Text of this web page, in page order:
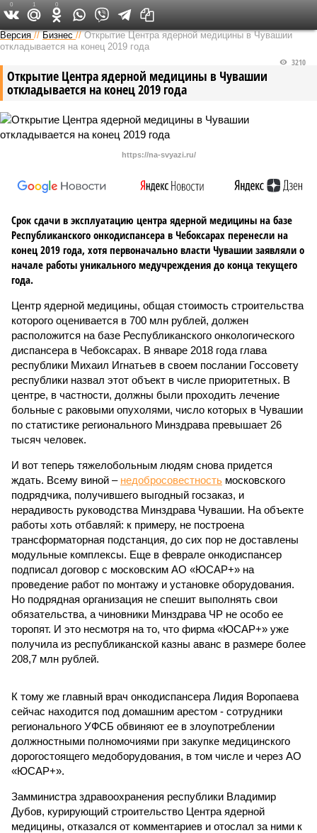
Версия в Чувашии
Версия //Бизнес //Открытие Центра ядерной медицины в Чувашии
откладывается на конец 2019 года
Открытие Центра ядерной медицины в Чувашии
откладывается на конец 2019 года
3210
https://na-svyazi.ru/
Срок сдачи в эксплуатацию центра ядерной медицины на базе
Республиканского онкодиспансера в Чебоксарах перенесли на
конец 2019 года, хотя первоначально власти Чувашии заявляли о
начале работы уникального медучреждения до конца текущего
года.
Центр ядерной медицины, общая стоимость строительства
которого оценивается в 700 млн рублей, должен
расположится на базе Республиканского онкологического
диспансера в Чебоксарах. В январе 2018 года глава
республики Михаил Игнатьев в своем послании Госсовету
республики назвал этот объект в числе приоритетных. В
центре, в частности, должны были проходить лечение
больные с раковыми опухолями, число которых в Чувашии
по статистике регионального Минздрава превышает 26
тысяч человек.
И вот теперь тяжелобольным людям снова придется
ждать. Всему виной – недобросовестность московского
подрядчика, получившего выгодный госзаказ, и
нерадивость руководства Минздрава Чувашии. На объекте
работы хоть отбавляй: к примеру, не построена
трансформаторная подстанция, до сих пор не доставлены
модульные комплексы. Еще в феврале онкодиспансер
подписал договор с московским АО «ЮСАР+» на
проведение работ по монтажу и установке оборудования.
Но подрядная организация не спешит выполнять свои
обязательства, а чиновники Минздрава ЧР не особо ее
торопят. И это несмотря на то, что фирма «ЮСАР+» уже
получила из республиканской казны аванс в размере более
208,7 млн рублей.
К тому же главный врач онкодиспансера Лидия Воропаева
сейчас находится под домашним арестом - сотрудники
регионального УФСБ обвиняют ее в злоупотреблении
должностными полномочиями при закупке медицинского
дорогостоящего медоборудования, в том числе и через АО
«ЮСАР+».
Замминистра здравоохранения республики Владимир
Дубов, курирующий строительство Центра ядерной
медицины, отказался от комментариев и отослал за ними к
0 1 0